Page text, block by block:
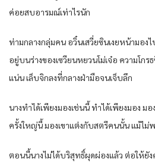
ค่อย​สบอารมณ์​เท่าไร​นัก​
ท่ามกลาง​กลุ่มคน​ อวิ๋นเสวี่ย​ซิน​เงยหน้า​มอง​
อยู่​บน​ร่าง​ของ​เซวียน​หยวน​โม่เจ๋อ​ ความ​โกร
แน่น​ เล็บ​จิก​ลง​ที่​กลางฝ่ามือ​จน​เจ็บ​ลึก​
นาง​ทำได้​เพียง​มอง​เช่นนี้​ ทำได้​เพียง​มอง​ มอ
ครั้ง​ใหญ่​นี้​ มอง​เขา​แต่ง​กับ​สตรี​คน​นั้น​ แม้ไม่พ
ตอนนี้​นาง​ไม่ได้​บริสุทธิ์ผุดผ่อง​แล้ว​ ต่อให้​ยัง